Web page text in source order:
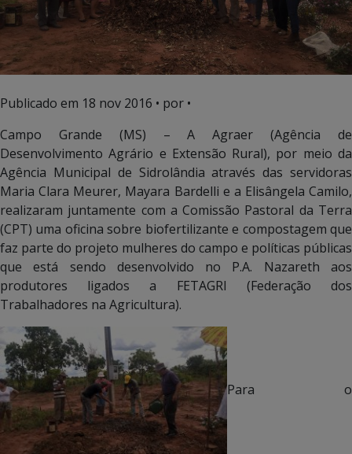
Publicado em 18 nov 2016 • por •
Campo Grande (MS) – A Agraer (Agência de
Desenvolvimento Agrário e Extensão Rural), por meio da
Agência Municipal de Sidrolândia através das servidoras
Maria Clara Meurer, Mayara Bardelli e a Elisângela Camilo,
realizaram juntamente com a Comissão Pastoral da Terra
(CPT) uma oficina sobre biofertilizante e compostagem que
faz parte do projeto mulheres do campo e políticas públicas
que está sendo desenvolvido no P.A. Nazareth aos
produtores ligados a FETAGRI (Federação dos
Trabalhadores na Agricultura).
Para o